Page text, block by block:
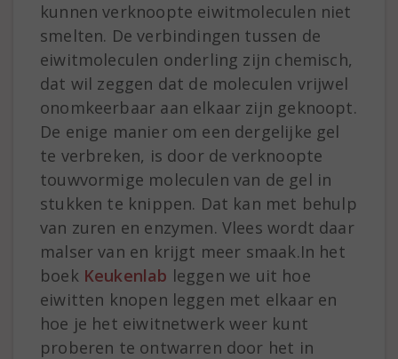
kunnen verknoopte eiwitmoleculen niet
smelten. De verbindingen tussen de
eiwitmoleculen onderling zijn chemisch,
dat wil zeggen dat de moleculen vrijwel
onomkeerbaar aan elkaar zijn geknoopt.
De enige manier om een dergelijke gel
te verbreken, is door de verknoopte
touwvormige moleculen van de gel in
stukken te knippen. Dat kan met behulp
van zuren en enzymen. Vlees wordt daar
malser van en krijgt meer smaak.In het
boek Keukenlab leggen we uit hoe
eiwitten knopen leggen met elkaar en
hoe je het eiwitnetwerk weer kunt
proberen te ontwarren door het in